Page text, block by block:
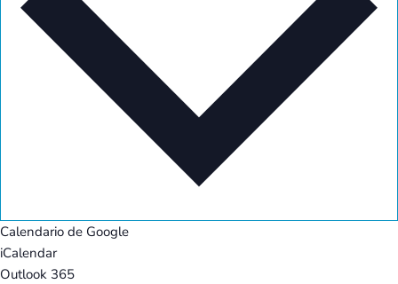
Calendario de Google
iCalendar
Outlook 365